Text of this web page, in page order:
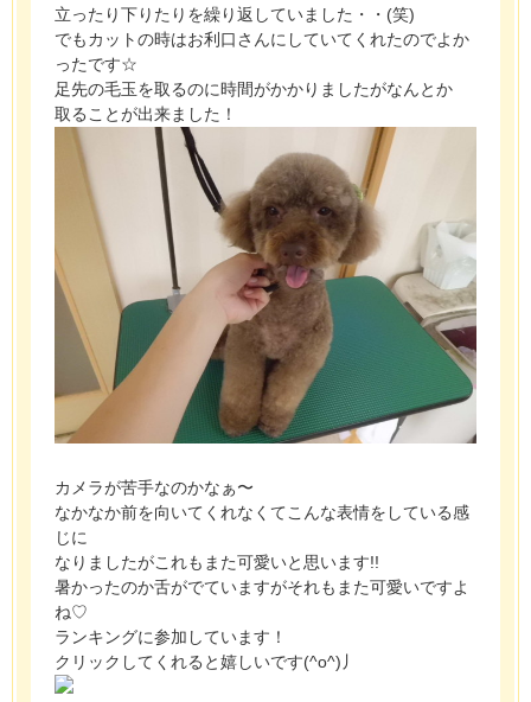
立ったり下りたりを繰り返していました・・(笑)
でもカットの時はお利口さんにしていてくれたのでよか
ったです☆
足先の毛玉を取るのに時間がかかりましたがなんとか
取ることが出来ました！
カメラが苦手なのかなぁ〜
なかなか前を向いてくれなくてこんな表情をしている感
じに
なりましたがこれもまた可愛いと思います!!
暑かったのか舌がでていますがそれもまた可愛いですよ
ね♡
ランキングに参加しています！
クリックしてくれると嬉しいです(^o^)丿